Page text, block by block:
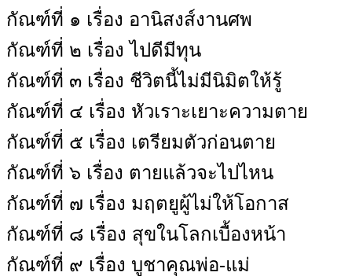
กัณฑ์ที่ ๑ เรื่อง อานิสงส์งานศพ
กัณฑ์ที่ ๒ เรื่อง ไปดีมีทุน
กัณฑ์ที่ ๓ เรื่อง ชีวิตนี้ไม่มีนิมิตให้รู้
กัณฑ์ที่ ๔ เรื่อง หัวเราะเยาะความตาย
กัณฑ์ที่ ๕ เรื่อง เตรียมตัวก่อนตาย
กัณฑ์ที่ ๖ เรื่อง ตายแล้วจะไปไหน
กัณฑ์ที่ ๗ เรื่อง มฤตยูผู้ไม่ให้โอกาส
กัณฑ์ที่ ๘ เรื่อง สุขในโลกเบื้องหน้า
กัณฑ์ที่ ๙ เรื่อง บูชาคุณพ่อ-แม่